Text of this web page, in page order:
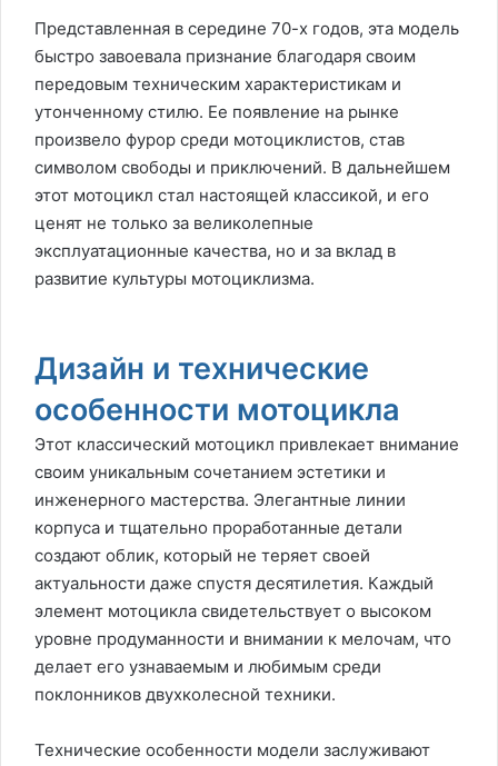
Представленная в середине 70-х годов, эта модель
быстро завоевала признание благодаря своим
передовым техническим характеристикам и
утонченному стилю. Ее появление на рынке
произвело фурор среди мотоциклистов, став
символом свободы и приключений. В дальнейшем
этот мотоцикл стал настоящей классикой, и его
ценят не только за великолепные
эксплуатационные качества, но и за вклад в
развитие культуры мотоциклизма.
Дизайн и технические
особенности мотоцикла
Этот классический мотоцикл привлекает внимание
своим уникальным сочетанием эстетики и
инженерного мастерства. Элегантные линии
корпуса и тщательно проработанные детали
создают облик, который не теряет своей
актуальности даже спустя десятилетия. Каждый
элемент мотоцикла свидетельствует о высоком
уровне продуманности и внимании к мелочам, что
делает его узнаваемым и любимым среди
поклонников двухколесной техники.
Технические особенности модели заслуживают